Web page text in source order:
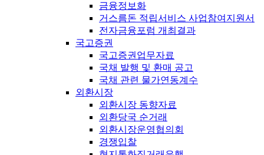
금융정보화
거스름돈 적립서비스 사업참여지원서
전자금융포럼 개최결과
국고증권
국고증권업무자료
국채 발행 및 환매 공고
국채 관련 물가연동계수
외환시장
외환시장 동향자료
외환당국 순거래
외환시장운영협의회
경쟁입찰